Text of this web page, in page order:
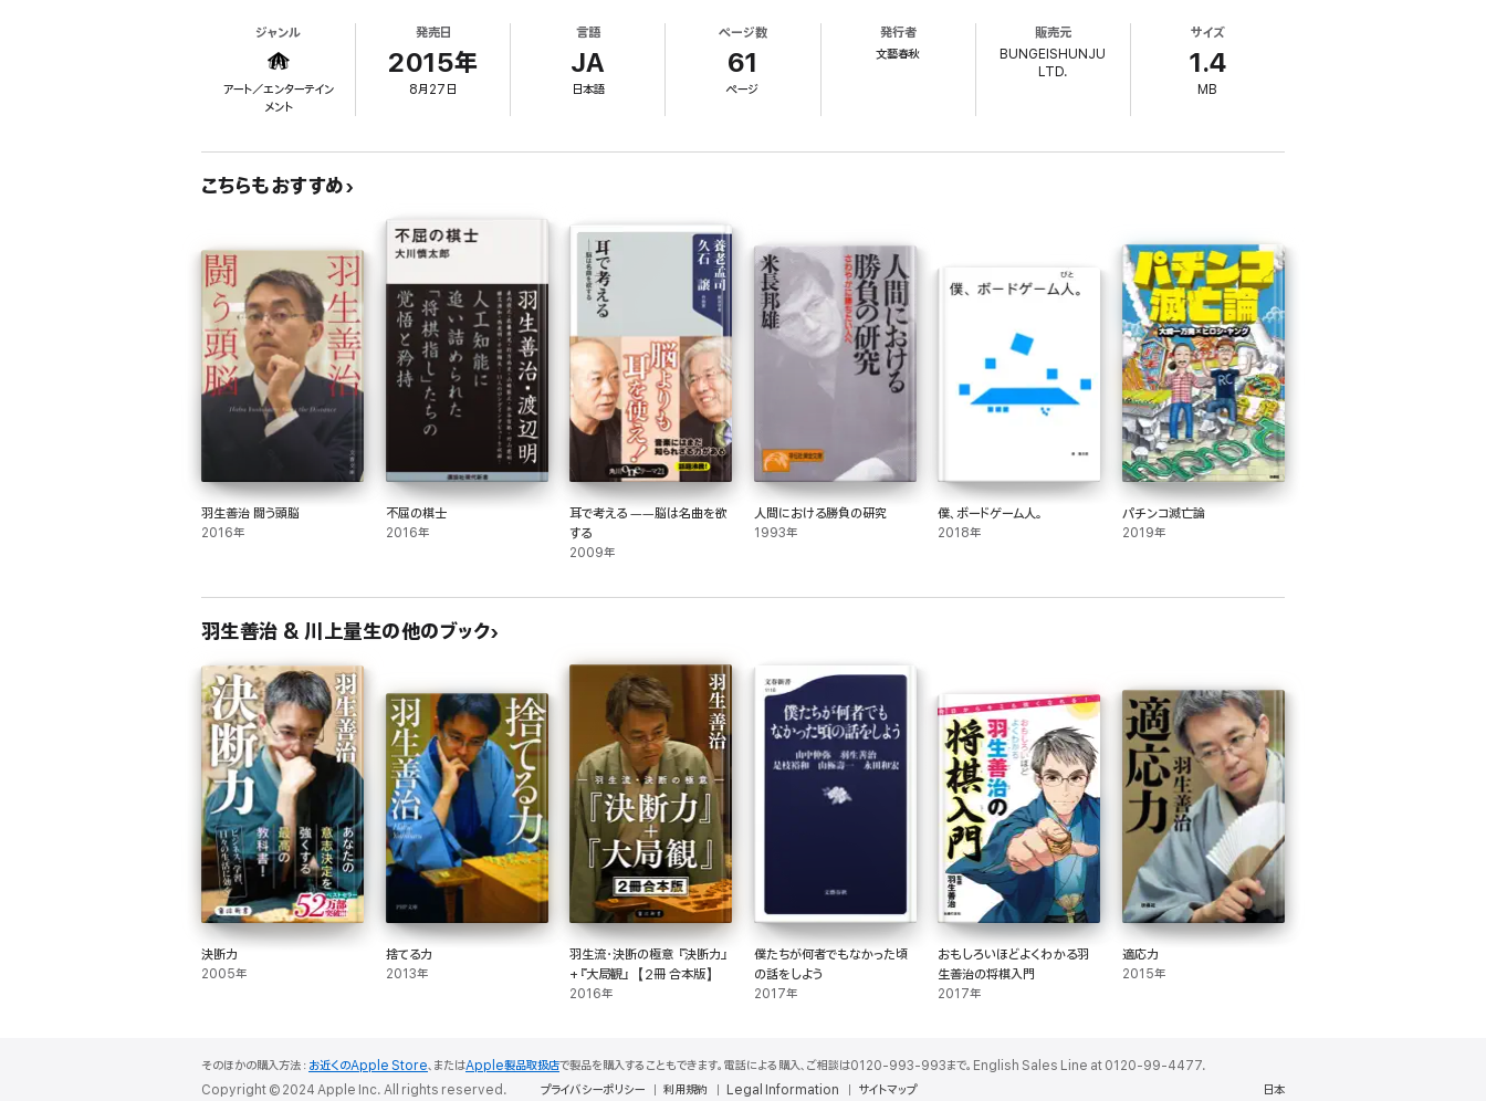
ジャンル
アート／エンターテイン
メント
発売日
2015年
8月27日
言語
JA
日本語
ページ数
61
ページ
発行者
文藝春秋
販売元
BUNGEISHUNJU
LTD.
サイズ
1.4
MB
こちらもおすすめ
羽生善治 闘う頭脳
2016年
不屈の棋士
2016年
耳で考える ――脳は名曲を欲
する
2009年
人間における勝負の研究
1993年
僕、ボードゲーム人。
2018年
パチンコ滅亡論
2019年
羽生善治 & 川上量生の他のブック
決断力
2005年
捨てる力
2013年
羽生流・決断の極意 『決断力』
+『大局観』【2冊 合本版】
2016年
僕たちが何者でもなかった頃
の話をしよう
2017年
おもしろいほどよくわかる羽
生善治の将棋入門
2017年
適応力
2015年
そのほかの購入方法： お近くのApple Store、またはApple製品取扱店で製品を購入することもできます。電話による購入、ご相談は0120-993-993まで。English Sales Line at 0120-99-4477.
日本
Copyright © 2024 Apple Inc. All rights reserved. プライバシーポリシー 利用規約 Legal Information サイトマップ